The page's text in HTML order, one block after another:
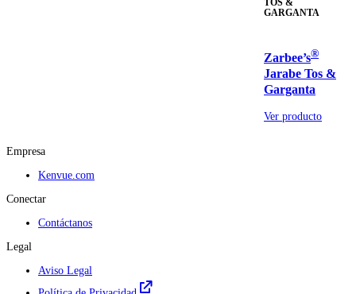
TOS &
GARGANTA
Zarbee’s®
Jarabe Tos &
Garganta
Ver producto
Empresa
Kenvue.com
Conectar
Contáctanos
Legal
Aviso Legal